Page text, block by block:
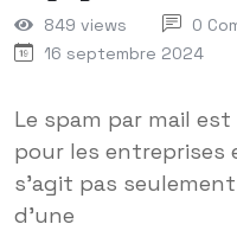
849 views
0
16 septembre 2024
Le spam par mail
pour les entreprises
s'agit pas
d'une